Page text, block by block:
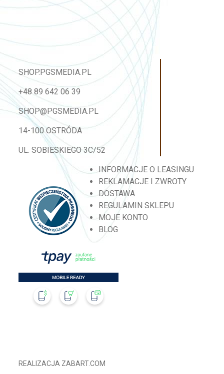
SHOP.PGSMEDIA.PL
+48 89 642 06 39
SHOP@PGSMEDIA.PL
14-100 OSTRÓDA
UL. SOBIESKIEGO 3C/52
INFORMACJE O LEASINGU
REKLAMACJE I ZWROTY
DOSTAWA
REGULAMIN SKLEPU
MOJE KONTO
BLOG
REALIZACJA ZABART.COM